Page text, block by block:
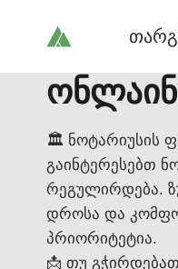
🏛️ ნოტარიუსის
გაინტერესებთ
რეგულირდება.
დროსა და
პრიორიტეტია.
📩 თუ